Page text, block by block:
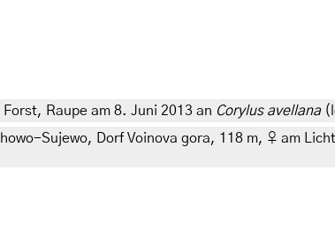
Raupe am 8. Juni 2013 an Corylus avellana
Sujewo, Dorf Voinova gora, 118 m, ♀ am